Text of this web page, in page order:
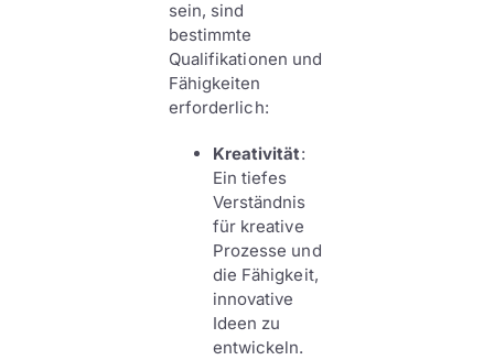
sein, sind
bestimmte
Qualifikationen und
Fähigkeiten
erforderlich:
Kreativität:
Ein tiefes
Verständnis
für kreative
Prozesse und
die Fähigkeit,
innovative
Ideen zu
entwickeln.